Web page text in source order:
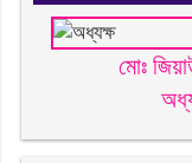
মোঃ